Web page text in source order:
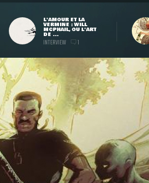
L'AMOUR ET LA
VERMINE : WILL
MCPHAIL, OU L'ART
DE ...
INTERVIEW 1